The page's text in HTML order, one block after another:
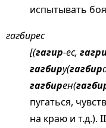
испытывать
гагбирес
[(гагир-ес,
гагбиру(гагбир
гагбирен(
пугаться,
на краю и т.д.).